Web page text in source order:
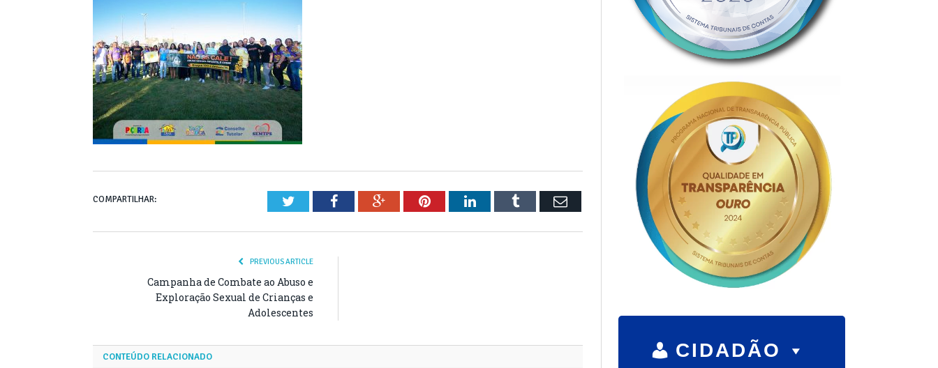
COMPARTILHAR: TwitterFacebookGoogle+PinterestLinkedInTumblr Email
PREVIOUS ARTICLE
Campanha de Combate ao Abuso e
Exploração Sexual de Crianças e
Adolescentes
CONTEÚDO RELACIONADO
CIDADÃO